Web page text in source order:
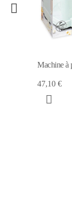
Gaufrier
48,19 €